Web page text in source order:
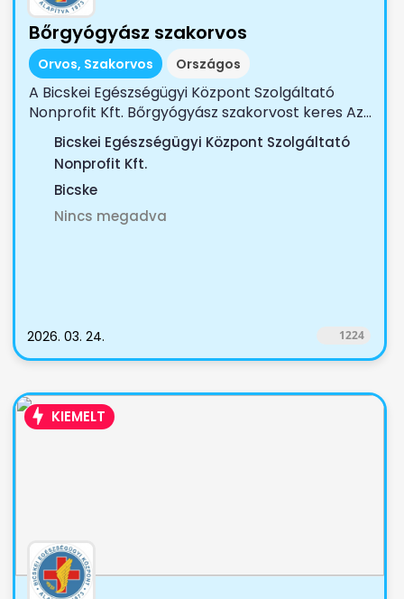
Bőrgyógyász szakorvos
Orvos, Szakorvos Országos
A Bicskei Egészségügyi Központ Szolgáltató
Nonprofit Kft. Bőrgyógyász szakorvost keres Az...
Bicskei Egészségügyi Központ Szolgáltató
Nonprofit Kft.
Bicske
Nincs megadva
2026. 03. 24. 1224
KIEMELT